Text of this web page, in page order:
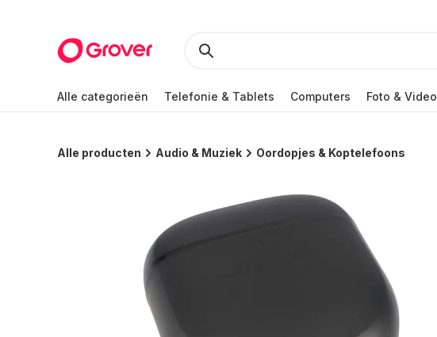
Alle categorieën Telefonie & Tablets Computers Foto & Video
Alle producten Audio & Muziek Oordopjes & Koptelefoons